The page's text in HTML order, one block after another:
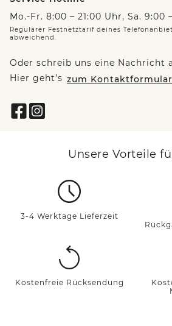
Mo.-Fr. 8:00 – 21:00 Uhr, Sa. 9:00
Regulärer Festnetztarif deines
abweichend.
Oder schreib uns eine Nachricht
Hier geht’s zum Kontaktformular
Unsere Vorteile
3-4 Werktage Lieferzeit
Kostenfreie Rücksendung